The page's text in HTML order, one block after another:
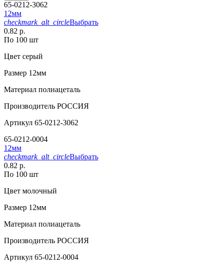
65-0212-3062
12мм
checkmark_alt_circleВыбрать
0.82 р.
По 100 шт
Цвет серый
Размер 12мм
Материал полиацеталь
Производитель РОССИЯ
Артикул 65-0212-3062
65-0212-0004
12мм
checkmark_alt_circleВыбрать
0.82 р.
По 100 шт
Цвет молочный
Размер 12мм
Материал полиацеталь
Производитель РОССИЯ
Артикул 65-0212-0004